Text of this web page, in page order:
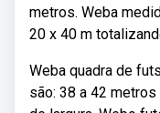
metros. Weba
20 x 40 m
Weba quadra de
são: 38 a 42